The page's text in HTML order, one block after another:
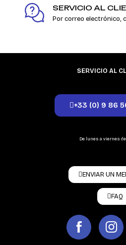
SERVICIO AL
Por correo electrónico,
SERVICIO AL
+33 (0) 9 86
De lunes a viernes de
ENVIAR UN
FAQ